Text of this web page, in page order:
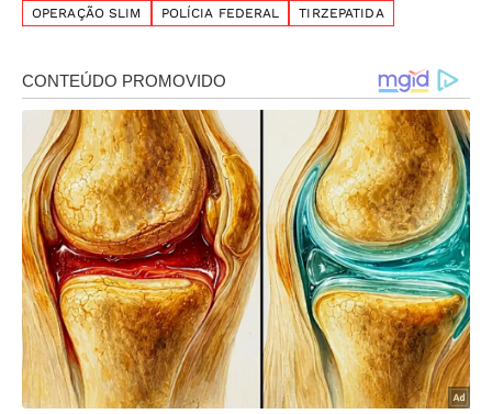
OPERAÇÃO SLIM POLÍCIA FEDERAL TIRZEPATIDA